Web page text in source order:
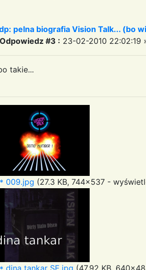
pelna biografia Vision Talk... (bo
Odpowiedz #3 : 23-02-2010 22:02:19
takie...
009.jpg (27.3 KB, 744x537 -